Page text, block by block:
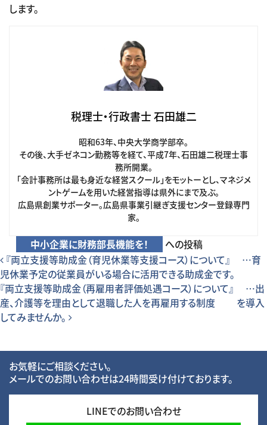
します。
税理士・行政書士 石田雄二
昭和63年、中央大学商学部卒。
その後、大手ゼネコン勤務等を経て、平成7年、石田雄二税理士事
務所開業。
「会計事務所は最も身近な経営スクール」をモットーとし、マネジメ
ントゲームを用いた経営指導は県外にまで及ぶ。
広島県創業サポーター。広島県事業引継ぎ支援センター登録専門
家。
中小企業に財務部長機能を！ への投稿
投稿ナビゲーション
『両立支援等助成金（育児休業等支援コース）について』 …育
児休業予定の従業員がいる場合に活用できる助成金です。
『両立支援等助成金（再雇用者評価処遇コース）について』 …出
産、介護等を理由として退職した人を再雇用する制度 を導入
してみませんか。
お気軽にご相談ください。
メールでのお問い合わせは24時間受け付けております。
LINEでのお問い合わせ